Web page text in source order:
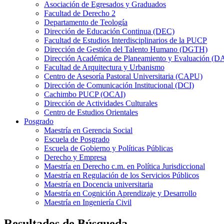
Asociación de Egresados y Graduados
Facultad de Derecho 2
Departamento de Teología
Dirección de Educación Continua (DEC)
Facultad de Estudios Interdisciplinarios de la PUCP
Dirección de Gestión del Talento Humano (DGTH)
Dirección Académica de Planeamiento y Evaluación
Facultad de Arquitectura y Urbanismo
Centro de Asesoría Pastoral Universitaria (CAPU)
Dirección de Comunicación Institucional (DCI)
Cachimbo PUCP (OCAI)
Dirección de Actividades Culturales
Centro de Estudios Orientales
Posgrado
Maestría en Gerencia Social
Escuela de Posgrado
Escuela de Gobierno y Políticas Públicas
Derecho y Empresa
Maestría en Derecho c.m. en Política Jurisdiccional
Maestría en Regulación de los Servicios Públicos
Maestría en Docencia universitaria
Maestría en Cognición Aprendizaje y Desarrollo
Maestría en Ingeniería Civil